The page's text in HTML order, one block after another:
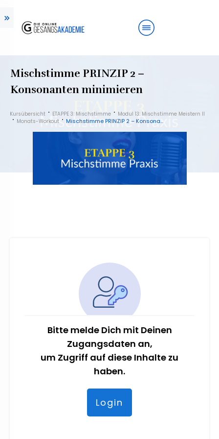
Mischstimme PRINZIP 2 –
Konsonanten minimieren
Kursübersicht ETAPPE 3: Mischstimme
Modul 13: Mischstimme Meistern II
Monats-Workout
Mischstimme PRINZIP 2 – Konsonanten minimieren
Bitte melde Dich mit Deinen
Zugangsdaten an,
um Zugriff auf diese Inhalte zu
haben.
Login